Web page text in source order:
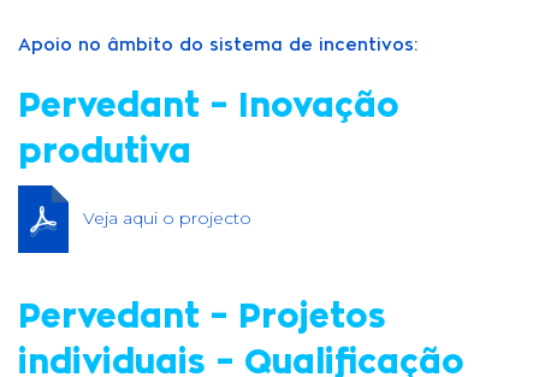
Apoio no âmbito do sistema de incentivos:
Pervedant – Inovação
produtiva
Veja aqui o projecto
Pervedant – Projetos
individuais – Qualificação